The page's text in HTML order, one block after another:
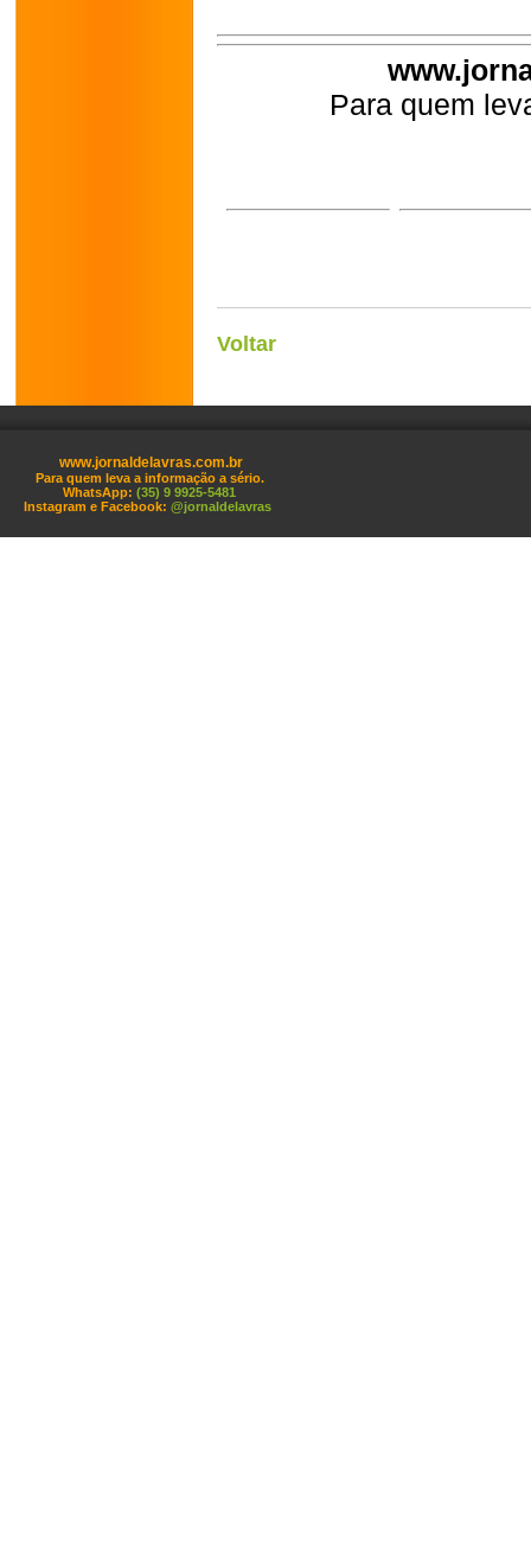
Para quem
Voltar
www.jornaldelavras.com.br
Para quem leva a informação a sério.
WhatsApp: (35) 9 9925-5481
Instagram e Facebook: @jornaldelavras